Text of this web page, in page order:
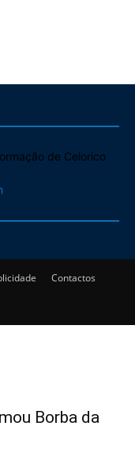
de Celorico
Contactos
Borba da